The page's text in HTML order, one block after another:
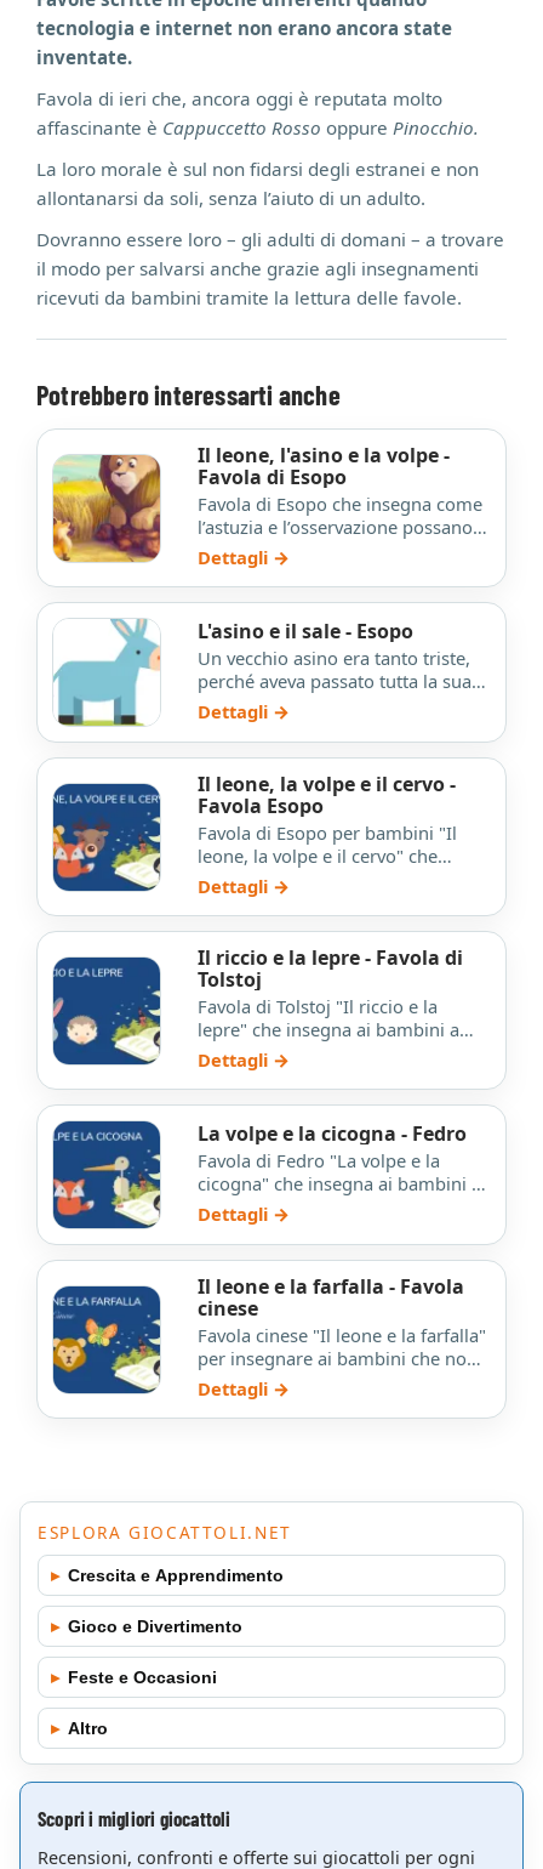
tecnologia e internet non erano ancora state
inventate.
Favola di ieri che, ancora oggi è reputata molto
affascinante è Cappuccetto Rosso oppure Pinocchio.
La loro morale è sul non fidarsi degli estranei e non
allontanarsi da soli, senza l’aiuto di un adulto.
Dovranno essere loro – gli adulti di domani – a trovare
il modo per salvarsi anche grazie agli insegnamenti
ricevuti da bambini tramite la lettura delle favole.
Potrebbero interessarti anche
Il leone, l'asino e la volpe -
Favola di Esopo
Favola di Esopo che insegna come
l’astuzia e l’osservazione possano
salvare da situazioni pericolose.
Dettagli →
L'asino e il sale - Esopo
Un vecchio asino era tanto triste,
perché aveva passato tutta la sua
vita a portare pesanti carichi sulla
sua povera s…
Dettagli →
Il leone, la volpe e il cervo -
Favola Esopo
Favola di Esopo per bambini "Il
leone, la volpe e il cervo" che
insegna ai bambini a non cadere
nella trappola delle l…
Dettagli →
Il riccio e la lepre - Favola di
Tolstoj
Favola di Tolstoj "Il riccio e la
lepre" che insegna ai bambini a
non schernire gli altri.
Dettagli →
La volpe e la cicogna - Fedro
Favola di Fedro "La volpe e la
cicogna" che insegna ai bambini a
essere più gentili con gli altri.
Dettagli →
Il leone e la farfalla - Favola
cinese
Favola cinese "Il leone e la farfalla"
per insegnare ai bambini che non
si deve essere superbi.
Dettagli →
ESPLORA GIOCATTOLI.NET
▸ Crescita e Apprendimento
▸ Gioco e Divertimento
▸ Feste e Occasioni
▸ Altro
Scopri i migliori giocattoli
Recensioni, confronti e offerte sui giocattoli per ogni